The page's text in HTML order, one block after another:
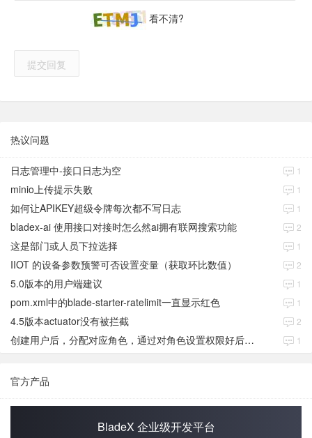
看不清?
提交回复
热议问题
日志管理中-接口日志为空 1
minio上传提示失败 1
如何让APIKEY超级令牌每次都不写日志 1
bladex-ai 使用接口对接时怎么然ai拥有联网搜索功能 2
这是部门或人员下拉选择 1
IIOT 的设备参数预警可否设置变量（获取环比数值） 2
5.0版本的用户端建议 1
pom.xml中的blade-starter-ratelimit一直显示红色 1
4.5版本actuator没有被拦截 2
创建用户后，分配对应角色，通过对角色设置权限好后，登录当前用户后。查看不到当前已分配对应角色权限数据 1
官方产品
BladeX 企业级开发平台